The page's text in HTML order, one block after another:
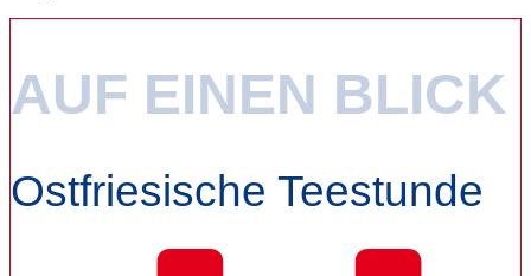
AUF EINEN BLICK
Ostfriesische Teestunde